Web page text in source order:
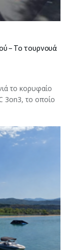
– Το τουρνουά
το κορυφαίο
3on3, το οποίο